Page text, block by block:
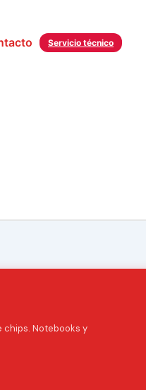
Servicio técnico
chips. Notebooks y